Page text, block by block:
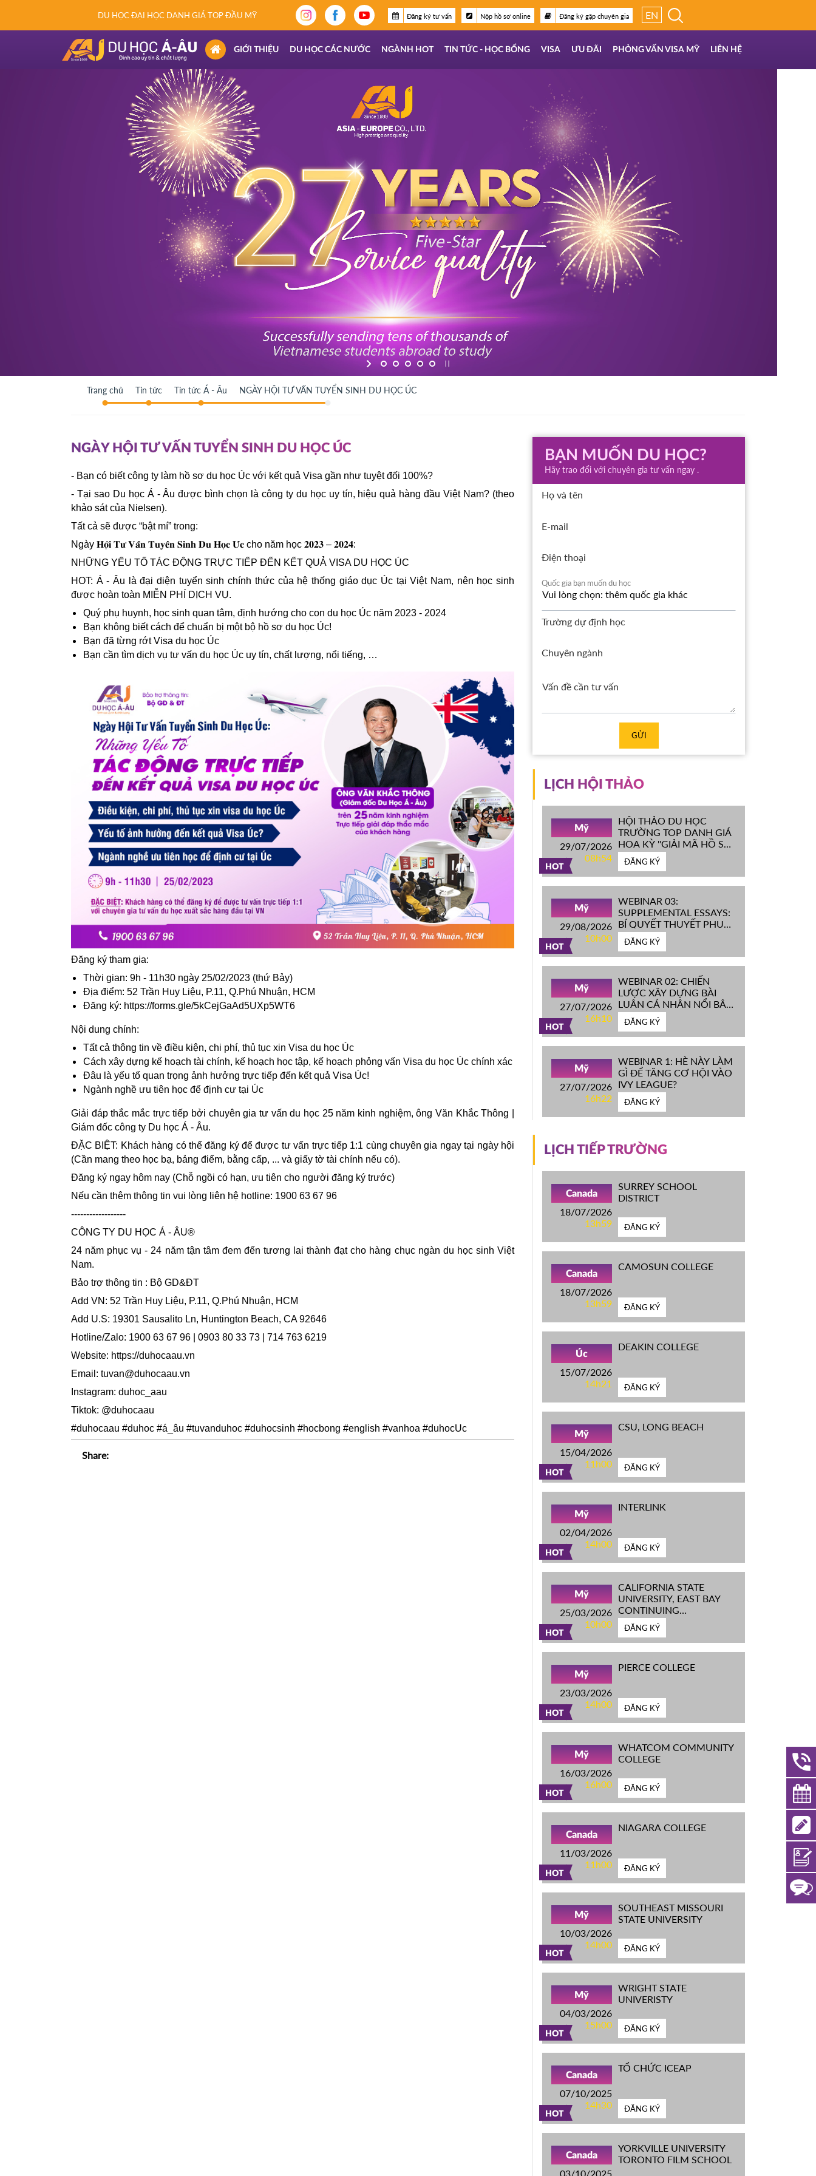
DU HỌC ĐẠI HỌC DANH GIÁ TOP ĐẦU MỸ Đăng ký tư vấn Nộp hồ sơ online Đăng ký gặp chuyên gia EN
(CURRENT)
GIỚI THIỆU DU HỌC CÁC NƯỚC NGÀNH HOT TIN TỨC - HỌC BỔNG VISA ƯU ĐÃI PHỎNG VẤN VISA MỸ LIÊN HỆ
Trang chủ Tin tức Tin tức Á - Âu NGÀY HỘI TƯ VẤN TUYỂN SINH DU HỌC ÚC
NGÀY HỘI TƯ VẤN TUYỂN SINH DU HỌC ÚC
- Bạn có biết công ty làm hồ sơ du học Úc với kết quả Visa gần như tuyệt đối 100%?
- Tại sao Du học Á - Âu được bình chọn là công ty du học uy tín, hiệu quả hàng đầu Việt Nam? (theo
khảo sát của Nielsen).
Tất cả sẽ được “bật mí” trong:
Ngày 𝐇𝐨̣̂𝐢 𝐓𝐮̛ 𝐕𝐚̂́𝐧 𝐓𝐮𝐲𝐞̂̉𝐧 𝐒𝐢𝐧𝐡 𝐃𝐮 𝐇𝐨̣𝐜 𝐔́𝐜 cho năm học 𝟐𝟎𝟐𝟑 – 𝟐𝟎𝟐𝟒:
NHỮNG YẾU TỐ TÁC ĐỘNG TRỰC TIẾP ĐẾN KẾT QUẢ VISA DU HỌC ÚC
HOT: Á - Âu là đại diện tuyển sinh chính thức của hệ thống giáo dục Úc tại Việt Nam, nên học sinh
được hoàn toàn MIỄN PHÍ DỊCH VỤ.
Quý phụ huynh, học sinh quan tâm, định hướng cho con du học Úc năm 2023 - 2024
Bạn không biết cách để chuẩn bị một bộ hồ sơ du học Úc!
Bạn đã từng rớt Visa du học Úc
Bạn cần tìm dịch vụ tư vấn du học Úc uy tín, chất lượng, nổi tiếng, …
Đăng ký tham gia:
Thời gian: 9h - 11h30 ngày 25/02/2023 (thứ Bảy)
Địa điểm: 52 Trần Huy Liệu, P.11, Q.Phú Nhuận, HCM
Đăng ký: https://forms.gle/5kCejGaAd5UXp5WT6
Nội dung chính:
Tất cả thông tin về điều kiện, chi phí, thủ tục xin Visa du học Úc
Cách xây dựng kế hoạch tài chính, kế hoạch học tập, kế hoạch phỏng vấn Visa du học Úc chính xác
Đâu là yếu tố quan trọng ảnh hưởng trực tiếp đến kết quả Visa Úc!
Ngành nghề ưu tiên học để định cư tại Úc
Giải đáp thắc mắc trực tiếp bởi chuyên gia tư vấn du học 25 năm kinh nghiệm, ông Văn Khắc Thông |
Giám đốc công ty Du học Á - Âu.
ĐẶC BIỆT: Khách hàng có thể đăng ký để được tư vấn trực tiếp 1:1 cùng chuyên gia ngay tại ngày hội
(Cần mang theo học bạ, bảng điểm, bằng cấp, ... và giấy tờ tài chính nếu có).
Đăng ký ngay hôm nay (Chỗ ngồi có hạn, ưu tiên cho người đăng ký trước)
Nếu cần thêm thông tin vui lòng liên hệ hotline: 1900 63 67 96
------------------
CÔNG TY DU HỌC Á - ÂU®
24 năm phục vụ - 24 năm tận tâm đem đến tương lai thành đạt cho hàng chục ngàn du học sinh Việt
Nam.
Bảo trợ thông tin : Bộ GD&ĐT
Add VN: 52 Trần Huy Liệu, P.11, Q.Phú Nhuận, HCM
Add U.S: 19301 Sausalito Ln, Huntington Beach, CA 92646
Hotline/Zalo: 1900 63 67 96 | 0903 80 33 73 | 714 763 6219
Website: https://duhocaau.vn
Email: tuvan@duhocaau.vn
Instagram: duhoc_aau
Tiktok: @duhocaau
#duhocaau #duhoc #á_âu #tuvanduhoc #duhocsinh #hocbong #english #vanhoa #duhocUc
Share:
BẠN MUỐN DU HỌC?
Hãy trao đổi với chuyên gia tư vấn ngay .
Họ và tên
E-mail
Điện thoại
Quốc gia bạn muốn du học
Trường dự định học
Chuyên ngành
GỬI
LỊCH HỘI THẢO
HOT
Mỹ
29/07/2026
08h54
HỘI THẢO DU HỌC
TRƯỜNG TOP DANH GIÁ
HOA KỲ ''GIẢI MÃ HỒ SƠ
IVY LEAGUE''
ĐĂNG KÝ
HOT
Mỹ
29/08/2026
10h00
WEBINAR 03:
SUPPLEMENTAL ESSAYS:
BÍ QUYẾT THUYẾT PHỤC
HỘI ĐỒNG TUYỂN SINH
ĐH TOP ĐẦU MỸ
ĐĂNG KÝ
HOT
Mỹ
27/07/2026
16h10
WEBINAR 02: CHIẾN
LƯỢC XÂY DỰNG BÀI
LUẬN CÁ NHÂN NỔI BẬT
CHINH PHỤC ĐH TOP
ĐẦU MỸ
ĐĂNG KÝ
Mỹ
27/07/2026
16h22
WEBINAR 1: HÈ NÀY LÀM
GÌ ĐỂ TĂNG CƠ HỘI VÀO
IVY LEAGUE?
ĐĂNG KÝ
LỊCH TIẾP TRƯỜNG
Canada
18/07/2026
13h59
SURREY SCHOOL
DISTRICT
ĐĂNG KÝ
Canada
18/07/2026
13h59
CAMOSUN COLLEGE
ĐĂNG KÝ
Úc
15/07/2026
14h21
DEAKIN COLLEGE
ĐĂNG KÝ
HOT
Mỹ
15/04/2026
11h00
CSU, LONG BEACH
ĐĂNG KÝ
HOT
Mỹ
02/04/2026
14h00
INTERLINK
ĐĂNG KÝ
HOT
Mỹ
25/03/2026
10h00
CALIFORNIA STATE
UNIVERSITY, EAST BAY
CONTINUING
EDUCATION
ĐĂNG KÝ
HOT
Mỹ
23/03/2026
14h00
PIERCE COLLEGE
ĐĂNG KÝ
HOT
Mỹ
16/03/2026
16h00
WHATCOM COMMUNITY
COLLEGE
ĐĂNG KÝ
HOT
Canada
11/03/2026
11h00
NIAGARA COLLEGE
ĐĂNG KÝ
HOT
Mỹ
10/03/2026
14h00
SOUTHEAST MISSOURI
STATE UNIVERSITY
ĐĂNG KÝ
HOT
Mỹ
04/03/2026
15h00
WRIGHT STATE
UNIVERISTY
ĐĂNG KÝ
HOT
Canada
07/10/2025
14h30
TỔ CHỨC ICEAP
ĐĂNG KÝ
Canada
03/10/2025
YORKVILLE UNIVERSITY
TORONTO FILM SCHOOL